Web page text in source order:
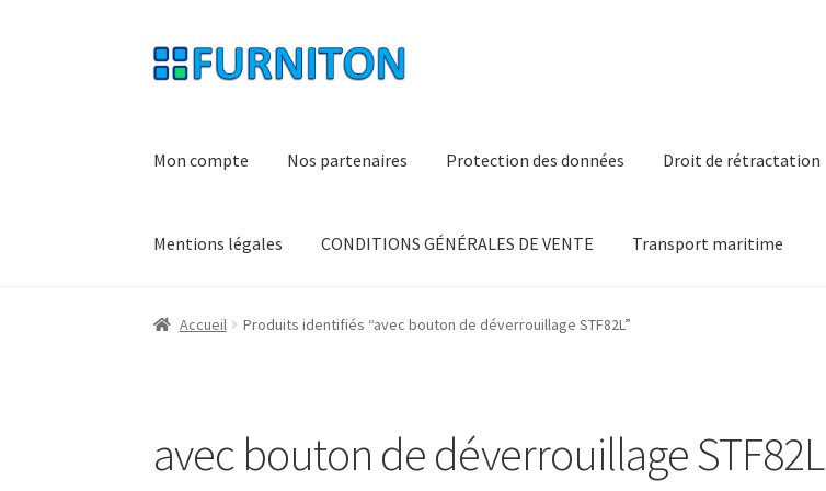
Aller
à
Aller
au
Mon compte Nos partenaires Protection des données Droit de rétractation
Mentions légales CONDITIONS GÉNÉRALES DE VENTE Transport maritime
Accueil Produits identifiés “avec bouton de déverrouillage STF82L”
avec bouton de déverrouillage STF82L